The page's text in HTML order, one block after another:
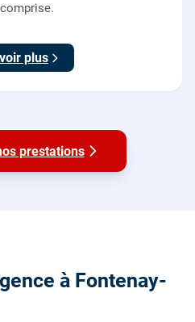
plus
prestations
à Fontenay-